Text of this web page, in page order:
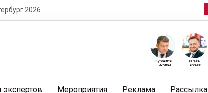
2026
Ильин
Евгений
Журавлев
Николай
Мероприятия Реклама Рассылка